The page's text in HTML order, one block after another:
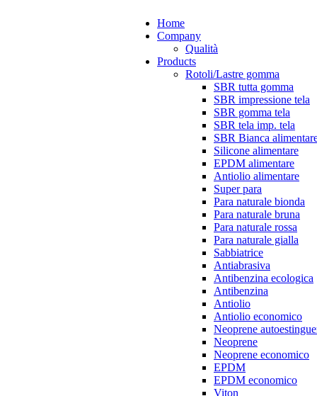
Home
Company
Qualità
Products
Rotoli/Lastre gomma
SBR tutta gomma
SBR impressione tela
SBR gomma tela
SBR tela imp. tela
SBR Bianca
Silicone alimentare
EPDM alimentare
Antiolio alimentare
Super para
Para naturale bionda
Para naturale bruna
Para naturale rossa
Para naturale gialla
Sabbiatrice
Antiabrasiva
Antibenzina ecologica
Antibenzina
Antiolio
Antiolio economico
Neoprene
Neoprene
Neoprene economico
EPDM
EPDM economico
Viton